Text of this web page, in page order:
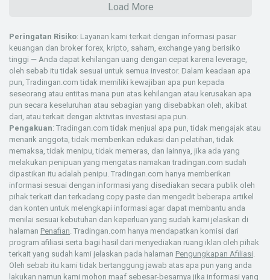
Load More
Peringatan Risiko: Layanan kami terkait dengan informasi pasar
keuangan dan broker forex, kripto, saham, exchange yang berisiko
tinggi — Anda dapat kehilangan uang dengan cepat karena leverage,
oleh sebab itu tidak sesuai untuk semua investor. Dalam keadaan apa
pun, Tradingan.com tidak memiliki kewajiban apa pun kepada
seseorang atau entitas mana pun atas kehilangan atau kerusakan apa
pun secara keseluruhan atau sebagian yang disebabkan oleh, akibat
dari, atau terkait dengan aktivitas investasi apa pun.
Pengakuan: Tradingan.com tidak menjual apa pun, tidak mengajak atau
menarik anggota, tidak memberikan edukasi dan pelatihan, tidak
memaksa, tidak menipu, tidak memeras, dan lainnya, jika ada yang
melakukan penipuan yang mengatas namakan tradingan.com sudah
dipastikan itu adalah penipu. Tradingan.com hanya memberikan
informasi sesuai dengan informasi yang disediakan secara publik oleh
pihak terkait dan terkadang copy paste dan mengedit beberapa artikel
dan konten untuk melengkapi informasi agar dapat membantu anda
menilai sesuai kebutuhan dan keperluan yang sudah kami jelaskan di
halaman Penafian. Tradingan.com hanya mendapatkan komisi dari
program afiliasi serta bagi hasil dari menyediakan ruang iklan oleh pihak
terkait yang sudah kami jelaskan pada halaman Pengungkapan Afiliasi.
Oleh sebab itu kami tidak bertanggung jawab atas apa pun yang anda
lakukan namun kami mohon maaf sebesar-besarnya jika informasi yang